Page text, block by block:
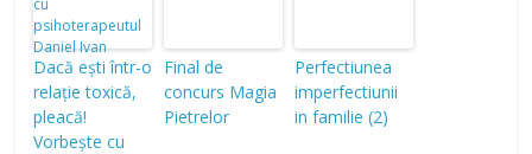
Dacă ești într-o
relație toxică,
pleacă!
Vorbește cu
Final de
concurs Magia
Pietrelor
Perfectiunea
imperfectiunii
in familie (2)